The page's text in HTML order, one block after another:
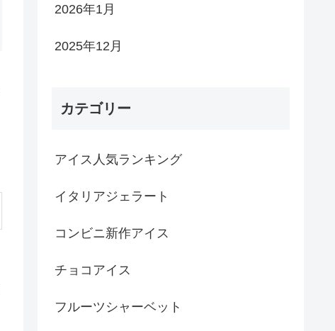
2026年1月
2025年12月
カテゴリー
アイス人気ランキング
イタリアジェラート
コンビニ新作アイス
チョコアイス
フルーツシャーベット